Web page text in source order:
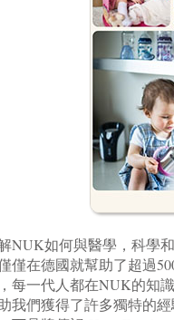
NUK如何與醫學，科學
僅在德國就幫助了超過
每一代人都在NUK的知
我們獲得了許多獨特的經